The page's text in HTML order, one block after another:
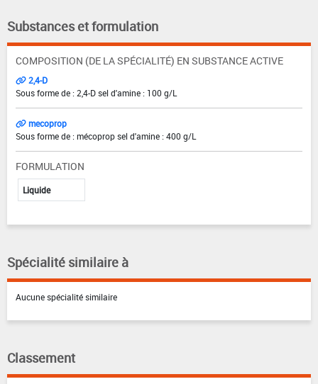
Substances et formulation
COMPOSITION (DE LA SPÉCIALITÉ) EN SUBSTANCE ACTIVE
2,4-D
Sous forme de : 2,4-D sel d'amine : 100 g/L
mecoprop
Sous forme de : mécoprop sel d'amine : 400 g/L
FORMULATION
Liquide
Spécialité similaire à
Aucune spécialité similaire
Classement